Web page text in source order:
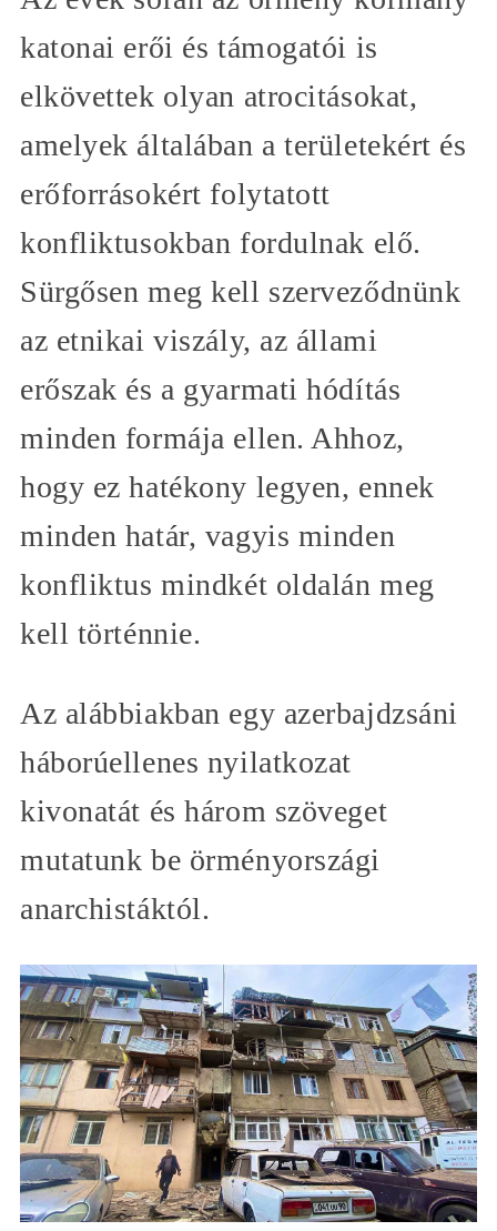
katonai erői és támogatói is
elkövettek olyan atrocitásokat,
amelyek általában a területekért és
erőforrásokért folytatott
konfliktusokban fordulnak elő.
Sürgősen meg kell szerveződnünk
az etnikai viszály, az állami
erőszak és a gyarmati hódítás
minden formája ellen. Ahhoz,
hogy ez hatékony legyen, ennek
minden határ, vagyis minden
konfliktus mindkét oldalán meg
kell történnie.
Az alábbiakban egy azerbajdzsáni
háborúellenes nyilatkozat
kivonatát és három szöveget
mutatunk be örményországi
anarchistáktól.